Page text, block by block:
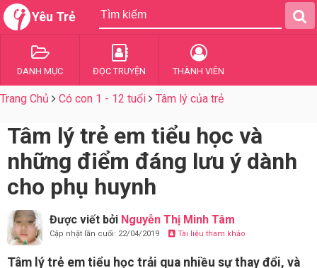
Yêu Trẻ
DANH MỤC ĐỌC TRUYỆN THÀNH VIÊN
Trang Chủ Có con 1 - 12 tuổi Tâm lý của trẻ
Tâm lý trẻ em tiểu học và
những điểm đáng lưu ý dành
cho phụ huynh
Được viết bởi Nguyễn Thị Minh Tâm
Cập nhật lần cuối: 22/04/2019 Tài liệu tham khảo
Tâm lý trẻ em tiểu học trải qua nhiều sự thay đổi, và